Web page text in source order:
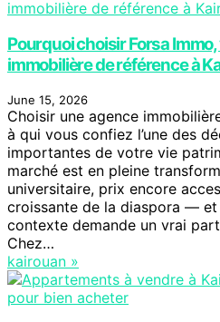
Pourquoi choisir Forsa
immobilière de référence à
June 15, 2026
Choisir une agence
à qui vous confiez l’une des
importantes de votre vie
marché est en pleine
universitaire, prix encore
croissante de la diaspora — et
contexte demande un vrai
Chez…
kairouan »